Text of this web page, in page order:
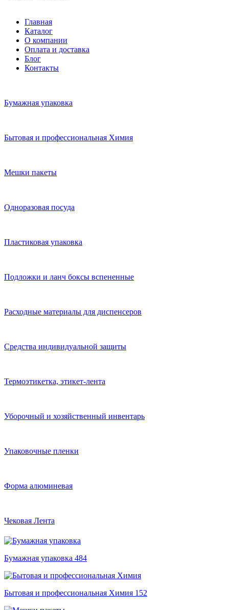
Главная
Каталог
О компании
Оплата и доставка
Блог
Контакты
Бумажная упаковка
Бытовая и профессиональная Химия
Мешки пакеты
Одноразовая посуда
Пластиковая упаковка
Подложки и ланч боксы вспененные
Расходные материалы для диспенсеров
Средства индивидуальной защиты
Термоэтикетка, этикет-лента
Уборочный и хозяйственный инвентарь
Упаковочные пленки
Форма алюминевая
Чековая Лента
Бумажная упаковка 484
Бытовая и профессиональная Химия 152